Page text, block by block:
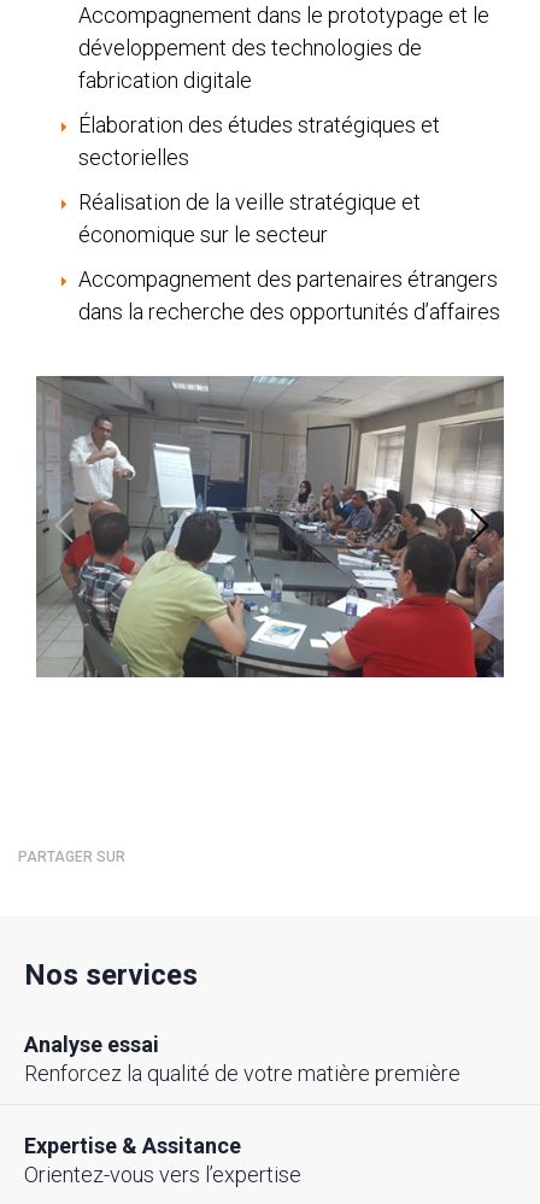
Accompagnement dans le prototypage et le
développement des technologies de
fabrication digitale
Élaboration des études stratégiques et
sectorielles
Réalisation de la veille stratégique et
économique sur le secteur
Accompagnement des partenaires étrangers
dans la recherche des opportunités d’affaires
PARTAGER SUR
Nos services
Analyse essai
Renforcez la qualité de votre matière première
Expertise & Assitance
Orientez-vous vers l’expertise